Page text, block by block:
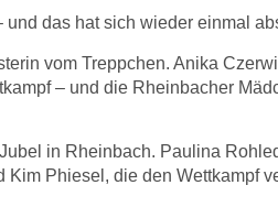
das hat sich wieder einmal
vom Treppchen. Anika
– und die Rheinbacher
in Rheinbach. Paulina
Phiesel, die den Wettkampf